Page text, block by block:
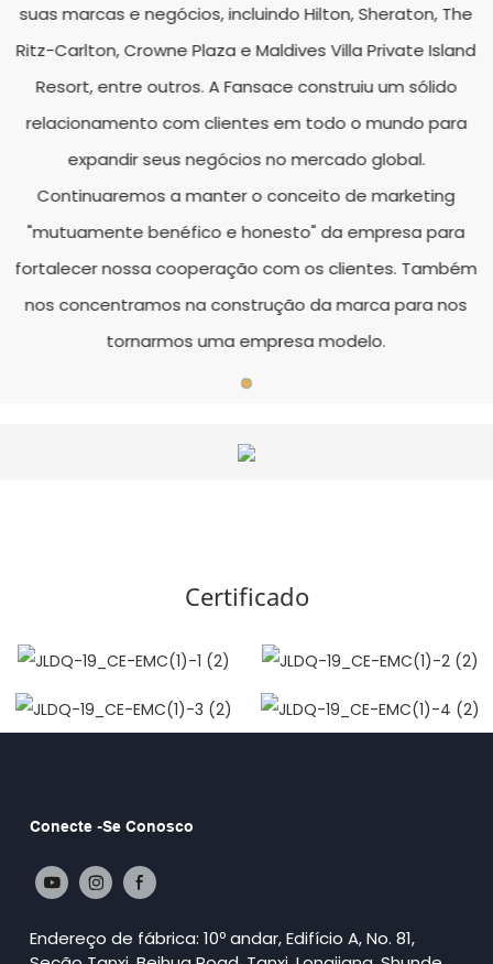
suas marcas e negócios, incluindo Hilton, Sheraton, The
Ritz-Carlton, Crowne Plaza e Maldives Villa Private Island
Resort, entre outros. A Fansace construiu um sólido
relacionamento com clientes em todo o mundo para
expandir seus negócios no mercado global.
Continuaremos a manter o conceito de marketing
"mutuamente benéfico e honesto" da empresa para
fortalecer nossa cooperação com os clientes. Também
nos concentramos na construção da marca para nos
tornarmos uma empresa modelo.
Certificado
Conecte -se Conosco
Endereço de fábrica: 10º andar, Edifício A, No. 81,